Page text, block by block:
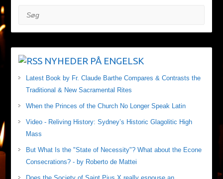
Søg
NYHEDER PÅ ENGELSK
Latest Book by Fr. Claude Barthe Compares & Contrasts the
Traditional & New Sacramental Rites
When the Princes of the Church No Longer Speak Latin
Video - Reliving History: Sydney’s Historic Glagolitic High
Mass
But What Is the "State of Necessity"? What about the Econe
Consecrations? - by Roberto de Mattei